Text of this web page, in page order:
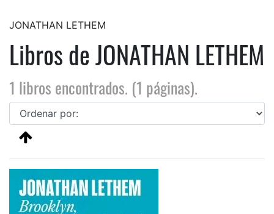
JONATHAN LETHEM
Libros de JONATHAN LETHEM
1 libros encontrados. (1 páginas).